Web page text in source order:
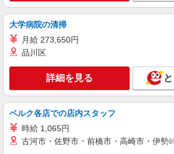
合） ※試用期間（2週間
大阪府吹田市千里万博
キープ
RHC Ron Herman
接客販売スタッフ
正社員：月給250,700円
（規定あり） ※現職アパレル販売経験者につきま
して、現職の給与を考慮い
力等考慮の上、当社規定に
大阪府吹田市千里万博
大学病院の清掃
月給 273,650円
品川区
詳細を見る
ベルク各店での店内スタッフ
時給 1,065円
古河市・佐野市・前橋市・高崎市・伊勢